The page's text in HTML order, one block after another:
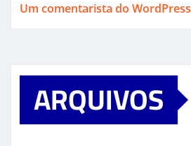
Um comentarista do WordPress
ARQUIVOS